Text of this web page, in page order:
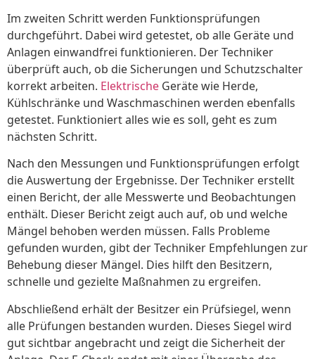
Im zweiten Schritt werden Funktionsprüfungen
durchgeführt. Dabei wird getestet, ob alle Geräte und
Anlagen einwandfrei funktionieren. Der Techniker
überprüft auch, ob die Sicherungen und Schutzschalter
korrekt arbeiten. Elektrische Geräte wie Herde,
Kühlschränke und Waschmaschinen werden ebenfalls
getestet. Funktioniert alles wie es soll, geht es zum
nächsten Schritt.
Nach den Messungen und Funktionsprüfungen erfolgt
die Auswertung der Ergebnisse. Der Techniker erstellt
einen Bericht, der alle Messwerte und Beobachtungen
enthält. Dieser Bericht zeigt auch auf, ob und welche
Mängel behoben werden müssen. Falls Probleme
gefunden wurden, gibt der Techniker Empfehlungen zur
Behebung dieser Mängel. Dies hilft den Besitzern,
schnelle und gezielte Maßnahmen zu ergreifen.
Abschließend erhält der Besitzer ein Prüfsiegel, wenn
alle Prüfungen bestanden wurden. Dieses Siegel wird
gut sichtbar angebracht und zeigt die Sicherheit der